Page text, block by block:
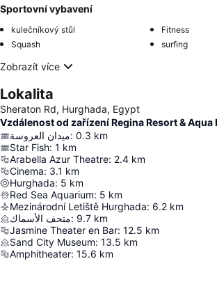
Sportovní vybavení
kulečníkový stůl
Fitness
Squash
surfing
Zobrazít více
Lokalita
Sheraton Rd, Hurghada, Egypt
Vzdálenost od zařízení Regina Resort & Aqua
ميدان العروسة: 0.3 km
Star Fish: 1 km
Arabella Azur Theatre: 2.4 km
Cinema: 3.1 km
Hurghada: 5 km
Red Sea Aquarium: 5 km
Mezinárodní Letiště Hurghada: 6.2 km
متحف الأسماك: 9.7 km
Jasmine Theater en Bar: 12.5 km
Sand City Museum: 13.5 km
Amphitheater: 15.6 km